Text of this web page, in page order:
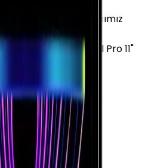
Satıcımız
Apple Tablet/iPad Pro 11"
11" (3.